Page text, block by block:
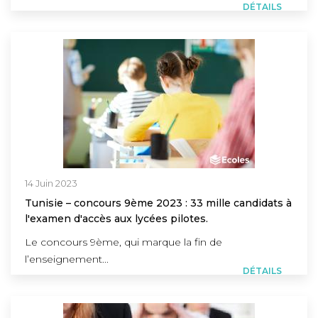
DÉTAILS
14 Juin 2023
Tunisie – concours 9ème 2023 : 33 mille candidats à
l'examen d'accès aux lycées pilotes.
Le concours 9ème, qui marque la fin de
l’enseignement...
DÉTAILS